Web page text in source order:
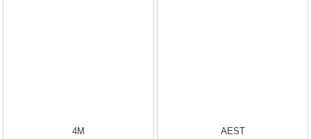
4M AEST